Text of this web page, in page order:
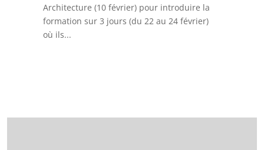
Architecture (10 février) pour introduire la
formation sur 3 jours (du 22 au 24 février)
où ils...